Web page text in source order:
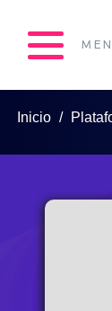
Inicio